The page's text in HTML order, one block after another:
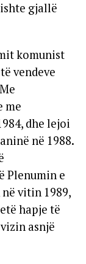
gjallë
komunist
vendeve
me
dhe lejoi
në 1988.
Plenumin e
vitin 1989,
hapje të
asnjë